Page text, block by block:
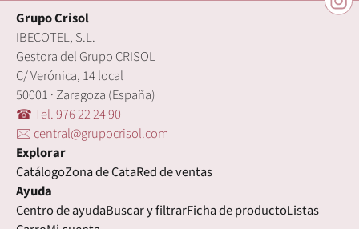
Grupo Crisol
IBECOTEL, S.L.
Gestora del Grupo CRISOL
C/ Verónica, 14 local
50001 · Zaragoza (España)
☎ Tel. 976 22 24 90
🖂 central@grupocrisol.com
Explorar
CatálogoZona de CataRed de ventas
Ayuda
Centro de ayudaBuscar y filtrarFicha de productoListas